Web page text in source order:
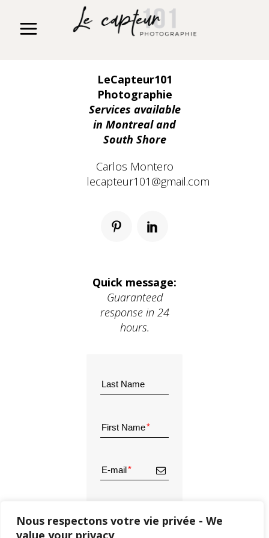
Nous respectons votre vie privée - We
value your privacy
LeCapteur101
Photographie
Services available
in Montreal and
South Shore
Carlos Montero
lecapteur101@gmail.com
Quick message:
Guaranteed
response in 24
hours.
Last Name
First Name
E-mail